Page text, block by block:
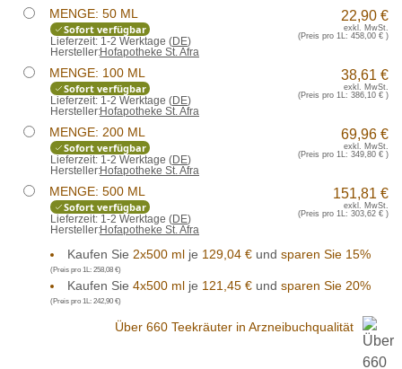
MENGE: 50 ML
Sofort verfügbar
Lieferzeit: 1-2 Werktage (DE)
Hersteller:Hofapotheke St. Afra
22,90 €
exkl. MwSt.
(Preis pro 1L: 458,00 €)
MENGE: 100 ML
Sofort verfügbar
Lieferzeit: 1-2 Werktage (DE)
Hersteller:Hofapotheke St. Afra
38,61 €
exkl. MwSt.
(Preis pro 1L: 386,10 €)
MENGE: 200 ML
Sofort verfügbar
Lieferzeit: 1-2 Werktage (DE)
Hersteller:Hofapotheke St. Afra
69,96 €
exkl. MwSt.
(Preis pro 1L: 349,80 €)
MENGE: 500 ML
Sofort verfügbar
Lieferzeit: 1-2 Werktage (DE)
Hersteller:Hofapotheke St. Afra
151,81 €
exkl. MwSt.
(Preis pro 1L: 303,62 €)
Kaufen Sie 2x500 ml je 129,04 € und sparen Sie 15%
(Preis pro 1L: 258,08 €)
Kaufen Sie 4x500 ml je 121,45 € und sparen Sie 20%
(Preis pro 1L: 242,90 €)
Über 660 Teekräuter in Arzneibuchqualität